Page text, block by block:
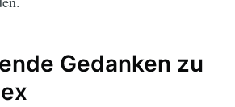
Gedanken zu